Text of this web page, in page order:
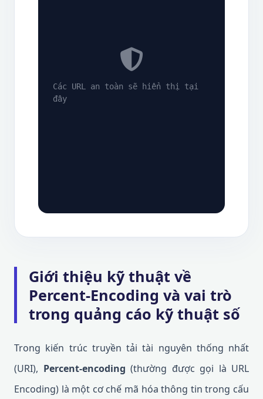
Các URL an toàn sẽ hiển thị tại
đây
Giới thiệu kỹ thuật về
Percent-Encoding và vai trò
trong quảng cáo kỹ thuật số
Trong kiến trúc truyền tải tài nguyên thống nhất
(URI), Percent-encoding (thường được gọi là URL
Encoding) là một cơ chế mã hóa thông tin trong cấu